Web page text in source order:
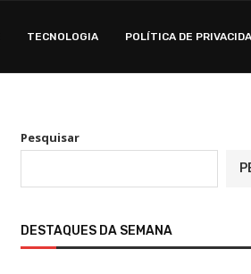
TECNOLOGIA POLÍTICA DE
Pesquisar
DESTAQUES DA SEMANA